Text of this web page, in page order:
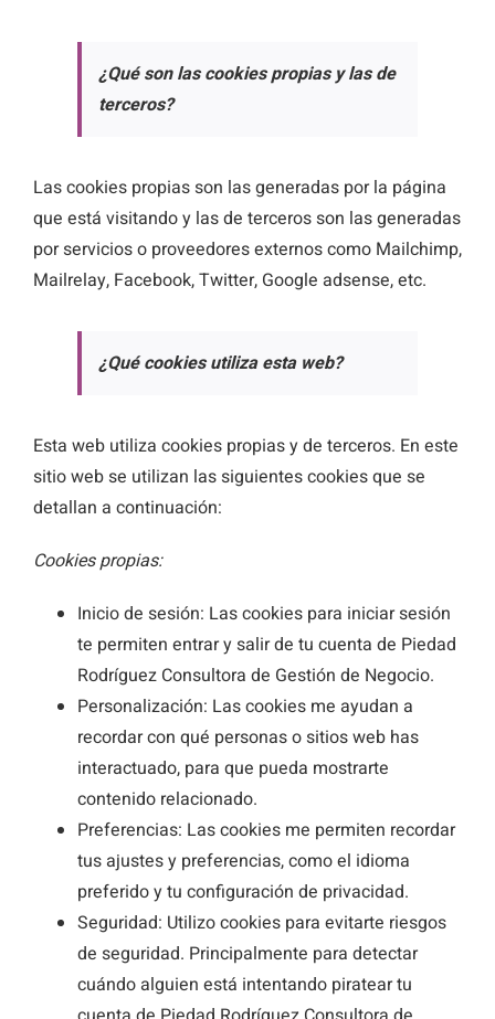
¿Qué son las cookies propias y las de
terceros?
Las cookies propias son las generadas por la página
que está visitando y las de terceros son las generadas
por servicios o proveedores externos como Mailchimp,
Mailrelay, Facebook, Twitter, Google adsense, etc.
¿Qué cookies utiliza esta web?
Esta web utiliza cookies propias y de terceros. En este
sitio web se utilizan las siguientes cookies que se
detallan a continuación:
Cookies propias:
Inicio de sesión: Las cookies para iniciar sesión
te permiten entrar y salir de tu cuenta de Piedad
Rodríguez Consultora de Gestión de Negocio.
Personalización: Las cookies me ayudan a
recordar con qué personas o sitios web has
interactuado, para que pueda mostrarte
contenido relacionado.
Preferencias: Las cookies me permiten recordar
tus ajustes y preferencias, como el idioma
preferido y tu configuración de privacidad.
Seguridad: Utilizo cookies para evitarte riesgos
de seguridad. Principalmente para detectar
cuándo alguien está intentando piratear tu